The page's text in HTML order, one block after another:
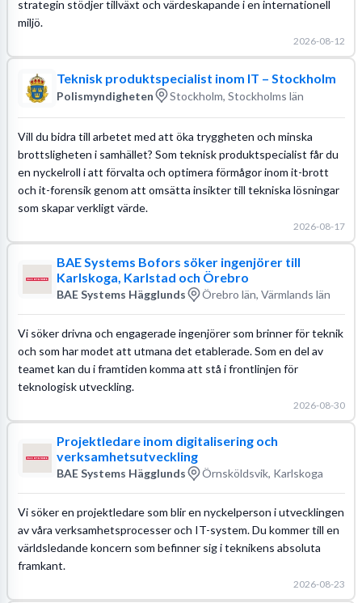
strategin stödjer tillväxt och värdeskapande i en internationell
miljö.
2026-08-12
Teknisk produktspecialist inom IT – Stockholm
Polismyndigheten Stockholm, Stockholms län
Vill du bidra till arbetet med att öka tryggheten och minska
brottsligheten i samhället? Som teknisk produktspecialist får du
en nyckelroll i att förvalta och optimera förmågor inom it-brott
och it-forensik genom att omsätta insikter till tekniska lösningar
som skapar verkligt värde.
2026-08-17
BAE Systems Bofors söker ingenjörer till
Karlskoga, Karlstad och Örebro
BAE Systems Hägglunds Örebro län, Värmlands län
Vi söker drivna och engagerade ingenjörer som brinner för teknik
och som har modet att utmana det etablerade. Som en del av
teamet kan du i framtiden komma att stå i frontlinjen för
teknologisk utveckling.
2026-08-30
Projektledare inom digitalisering och
verksamhetsutveckling
BAE Systems Hägglunds Örnsköldsvik, Karlskoga
Vi söker en projektledare som blir en nyckelperson i utvecklingen
av våra verksamhetsprocesser och IT-system. Du kommer till en
världsledande koncern som befinner sig i teknikens absoluta
framkant.
2026-08-23